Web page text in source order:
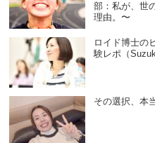
部：私が、世
理由。〜
ロイド博士の
験レポ（
その選択、本